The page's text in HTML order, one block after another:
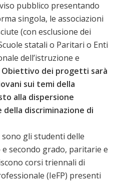
pubblico presentando
singola, le associazioni
(con esclusione dei
statali o Paritari o Enti
dell’istruzione e
Obiettivo dei progetti sarà
sui temi della
alla dispersione
della discriminazione di
gli studenti delle
secondo grado, paritarie e
corsi triennali di
(IeFP) presenti